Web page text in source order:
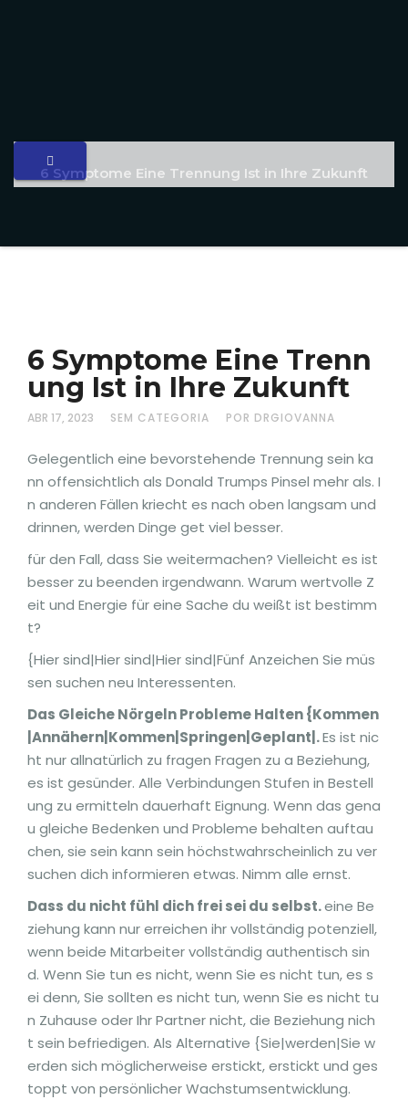
6 Symptome Eine Trennung Ist in Ihre Zukunft
6 Symptome Eine Trenn
ung Ist in Ihre Zukunft
ABR 17, 2023 SEM CATEGORIA POR DRGIOVANNA
Gelegentlich eine bevorstehende Trennung sein ka
nn offensichtlich als Donald Trumps Pinsel mehr als. I
n anderen Fällen kriecht es nach oben langsam und
drinnen, werden Dinge get viel besser.
für den Fall, dass Sie weitermachen? Vielleicht es ist
besser zu beenden irgendwann. Warum wertvolle Z
eit und Energie für eine Sache du weißt ist bestimm
t?
{Hier sind|Hier sind|Hier sind|Fünf Anzeichen Sie müs
sen suchen neu Interessenten.
Das Gleiche Nörgeln Probleme Halten {Kommen
|Annähern|Kommen|Springen|Geplant|.Es ist nic
ht nur allnatürlich zu fragen Fragen zu a Beziehung,
es ist gesünder. Alle Verbindungen Stufen in Bestell
ung zu ermitteln dauerhaft Eignung. Wenn das gena
u gleiche Bedenken und Probleme behalten auftau
chen, sie sein kann sein höchstwahrscheinlich zu ver
suchen dich informieren etwas. Nimm alle ernst.
Dass du nicht fühl dich frei sei du selbst.eine Be
ziehung kann nur erreichen ihr vollständig potenziell,
wenn beide Mitarbeiter vollständig authentisch sin
d. Wenn Sie tun es nicht, wenn Sie es nicht tun, es s
ei denn, Sie sollten es nicht tun, wenn Sie es nicht tu
n Zuhause oder Ihr Partner nicht, die Beziehung nich
t sein befriedigen. Als Alternative {Sie|werden|Sie w
erden sich möglicherweise erstickt, erstickt und ges
toppt von persönlicher Wachstumsentwicklung.